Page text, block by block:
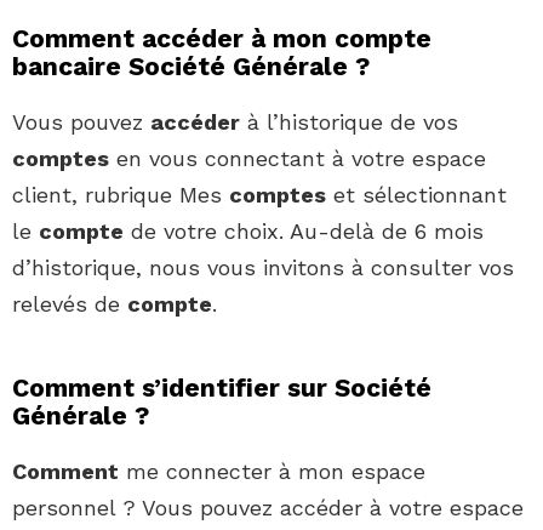
Comment accéder à mon compte
bancaire Société Générale ?
Vous pouvez accéder à l’historique de vos
comptes en vous connectant à votre espace
client, rubrique Mes comptes et sélectionnant
le compte de votre choix. Au-delà de 6 mois
d’historique, nous vous invitons à consulter vos
relevés de compte.
Comment s’identifier sur Société
Générale ?
Comment me connecter à mon espace
personnel ? Vous pouvez accéder à votre espace